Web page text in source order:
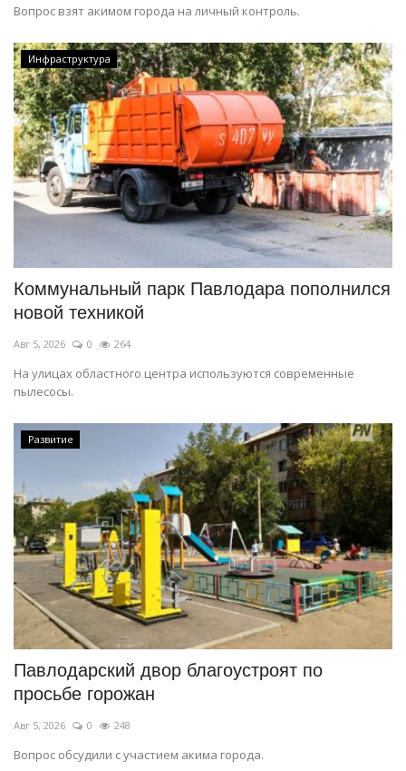
Вопрос взят акимом города на личный контроль.
Инфраструктура
Коммунальный парк Павлодара пополнился
новой техникой
Авг 5, 2026 0 264
На улицах областного центра используются современные
пылесосы.
Развитие
Павлодарский двор благоустроят по
просьбе горожан
Авг 5, 2026 0 248
Вопрос обсудили с участием акима города.